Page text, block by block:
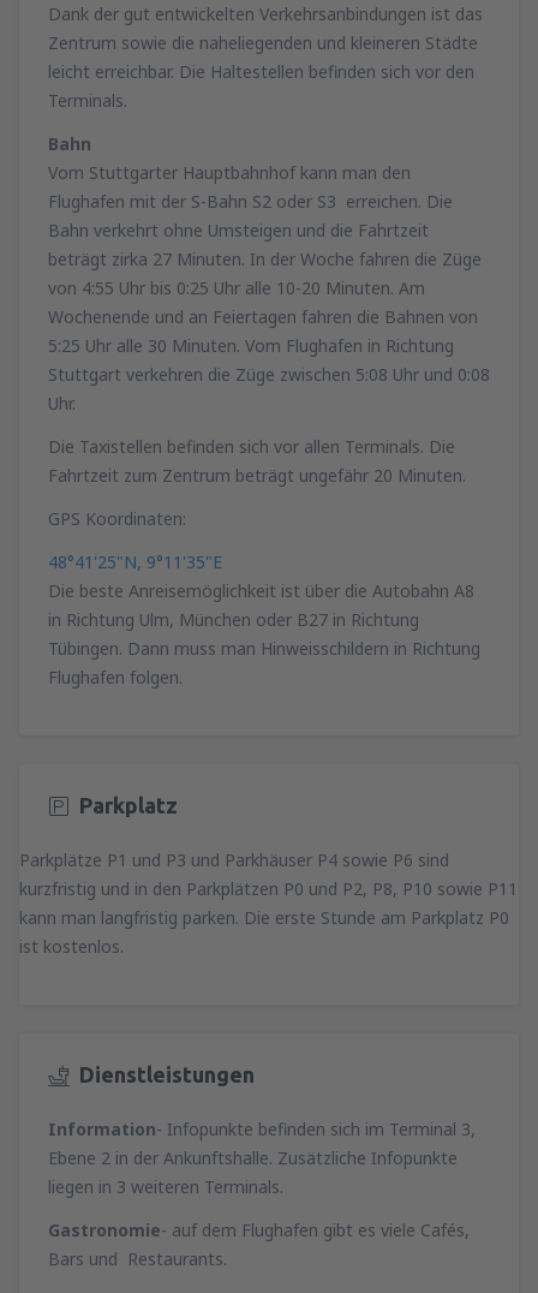
Dank der gut entwickelten Verkehrsanbindungen ist das
Zentrum sowie die naheliegenden und kleineren Städte
leicht erreichbar. Die Haltestellen befinden sich vor den
Terminals.
Bahn
Vom Stuttgarter Hauptbahnhof kann man den
Flughafen mit der S-Bahn S2 oder S3 erreichen. Die
Bahn verkehrt ohne Umsteigen und die Fahrtzeit
beträgt zirka 27 Minuten. In der Woche fahren die Züge
von 4:55 Uhr bis 0:25 Uhr alle 10-20 Minuten. Am
Wochenende und an Feiertagen fahren die Bahnen von
5:25 Uhr alle 30 Minuten. Vom Flughafen in Richtung
Stuttgart verkehren die Züge zwischen 5:08 Uhr und 0:08
Uhr.
Die Taxistellen befinden sich vor allen Terminals. Die
Fahrtzeit zum Zentrum beträgt ungefähr 20 Minuten.
GPS Koordinaten:
48°41'25"N, 9°11'35"E
Die beste Anreisemöglichkeit ist über die Autobahn A8
in Richtung Ulm, München oder B27 in Richtung
Tübingen. Dann muss man Hinweisschildern in Richtung
Flughafen folgen.
Parkplatz
Parkplätze P1 und P3 und Parkhäuser P4 sowie P6 sind
kurzfristig und in den Parkplätzen P0 und P2, P8, P10 sowie P11
kann man langfristig parken. Die erste Stunde am Parkplatz P0
ist kostenlos.
Dienstleistungen
Information- Infopunkte befinden sich im Terminal 3,
Ebene 2 in der Ankunftshalle. Zusätzliche Infopunkte
liegen in 3 weiteren Terminals.
Gastronomie- auf dem Flughafen gibt es viele Cafés,
Bars und Restaurants.